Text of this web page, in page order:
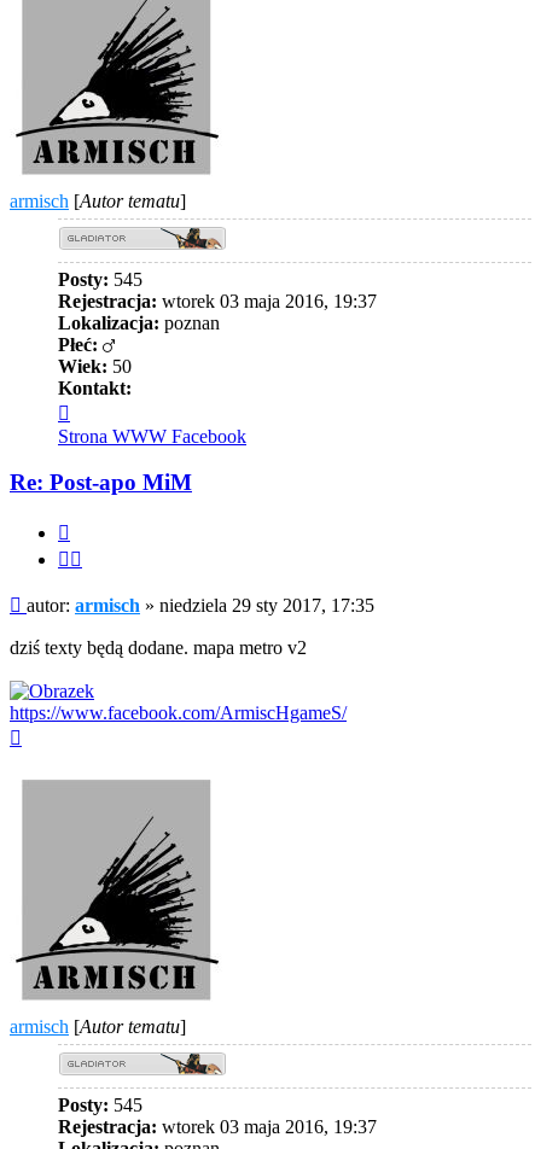
armisch [Autor tematu]
Posty: 545
Rejestracja: wtorek 03 maja 2016, 19:37
Lokalizacja: poznan
Płeć:
Wiek: 50
Kontakt:
się
z
armisch
Strona WWW Facebook
Re: Post-apo MiM
Post
autor: armisch » niedziela 29 sty 2017, 17:35
dziś texty będą dodane. mapa metro v2
https://www.facebook.com/ArmiscHgameS/
armisch [Autor tematu]
Posty: 545
Rejestracja: wtorek 03 maja 2016, 19:37